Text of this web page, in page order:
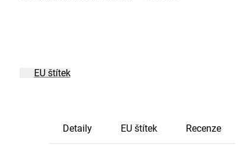
EU štítek
Detaily EU štítek Recenze